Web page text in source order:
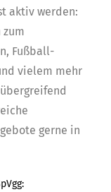
aktiv werden:
Fußball-
vielem mehr
gerne in